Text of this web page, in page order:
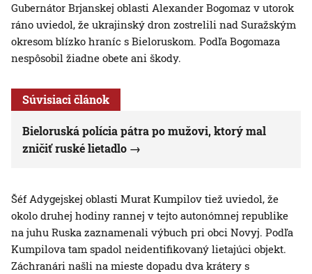
Gubernátor Brjanskej oblasti Alexander Bogomaz v utorok
ráno uviedol, že ukrajinský dron zostrelili nad Suražským
okresom blízko hraníc s Bieloruskom. Podľa Bogomaza
nespôsobil žiadne obete ani škody.
Súvisiaci článok
Bieloruská polícia pátra po mužovi, ktorý mal
zničiť ruské lietadlo
Šéf Adygejskej oblasti Murat Kumpilov tiež uviedol, že
okolo druhej hodiny rannej v tejto autonómnej republike
na juhu Ruska zaznamenali výbuch pri obci Novyj. Podľa
Kumpilova tam spadol neidentifikovaný lietajúci objekt.
Záchranári našli na mieste dopadu dva krátery s